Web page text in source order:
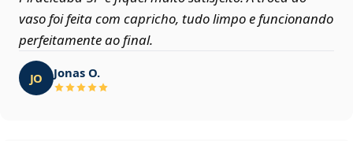
vaso foi feita com capricho, tudo limpo e funcionando
perfeitamente ao final.
JO Jonas O.